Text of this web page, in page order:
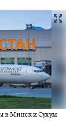
в Минск и Сухум